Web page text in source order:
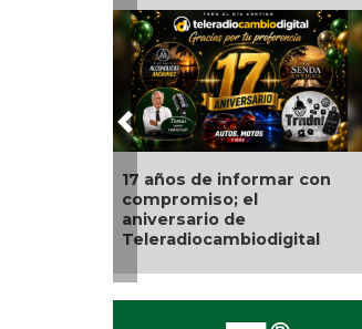
17 años de informar con
compromiso; el
aniversario de
Teleradiocambiodigital
Previous